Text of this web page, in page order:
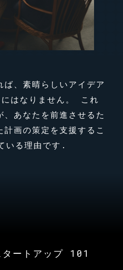
、素晴らしいアイデア
はなりません。 これ
あなたを前進させるた
画の策定を支援するこ
いる理由です.
ートアップ 101